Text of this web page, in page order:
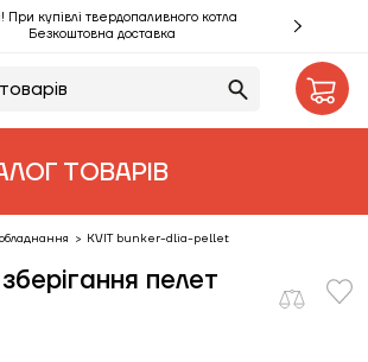
При купівлі твердопаливного котла
Безкоштовна доставка
ТОВАРІВ
> KVIT bunker-dlia-pellet
пелет